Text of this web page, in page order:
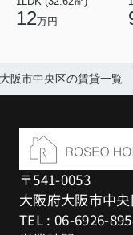
12万円
大阪市中央区の賃貸一覧
〒541-0053
大阪府大阪市中
TEL : 06-6926-